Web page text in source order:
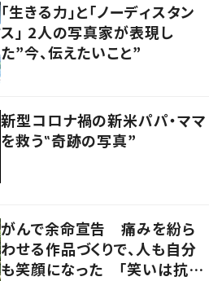
「生きる力」と「ノーディスタン
ス」 2人の写真家が表現し
た”今、伝えたいこと”
新型コロナ禍の新米パパ・ママ
を救う‟奇跡の写真”
がんで余命宣告 痛みを紛ら
わせる作品づくりで、人も自分
も笑顔になった 「笑いは抗が